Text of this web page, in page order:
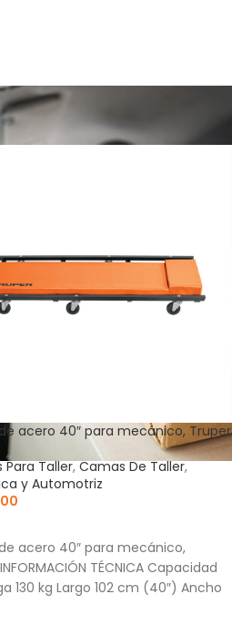
acero 40″ para mecánico, Truper
Para Taller,Camas De Taller,
y Automotriz
acero 40″ para mecánico,
TÉCNICA Capacidad
130 kg Largo 102 cm (40″) Ancho